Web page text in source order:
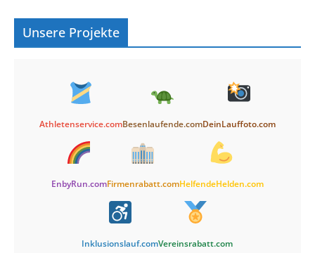
Unsere Projekte
Athletenservice.comBesenlaufende.comDeinLauffoto.com
EnbyRun.comFirmenrabatt.comHelfendeHelden.com
Inklusionslauf.comVereinsrabatt.com